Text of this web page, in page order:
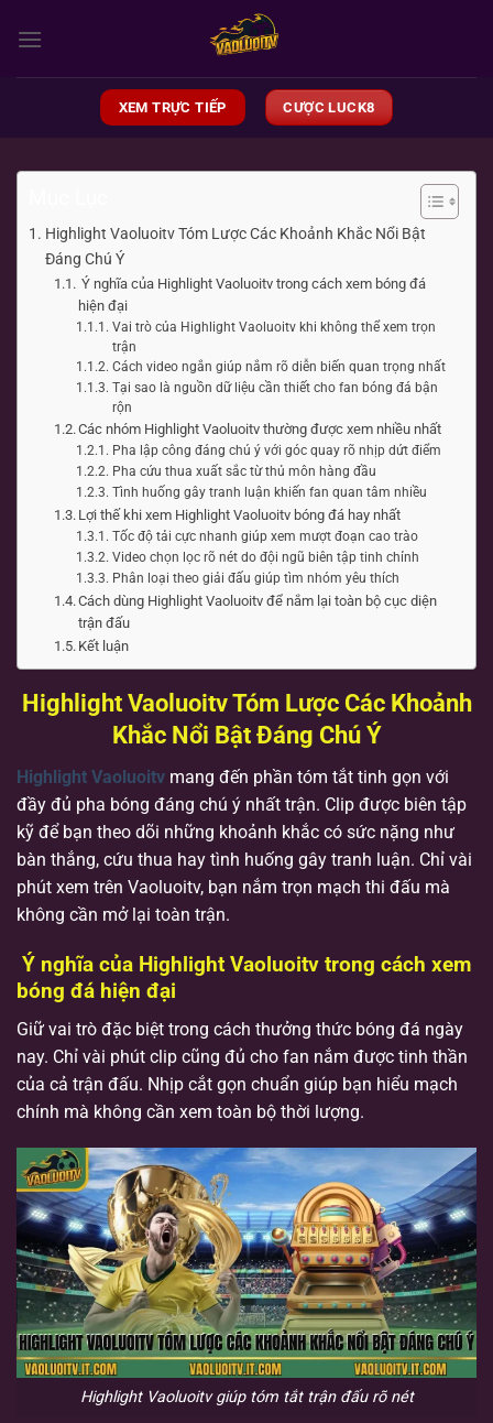
đến
XEM TRỰC TIẾP CƯỢC LUCK8
Highlight Vaoluoitv Tóm Lược Các Khoảnh Khắc Nổi Bật
Đáng Chú Ý
Ý nghĩa của Highlight Vaoluoitv trong cách xem bóng đá
hiện đại
Vai trò của Highlight Vaoluoitv khi không thể xem trọn
trận
Cách video ngắn giúp nắm rõ diễn biến quan trọng nhất
Tại sao là nguồn dữ liệu cần thiết cho fan bóng đá bận
rộn
Các nhóm Highlight Vaoluoitv thường được xem nhiều nhất
Pha lập công đáng chú ý với góc quay rõ nhịp dứt điểm
Pha cứu thua xuất sắc từ thủ môn hàng đầu
Tình huống gây tranh luận khiến fan quan tâm nhiều
Lợi thế khi xem Highlight Vaoluoitv bóng đá hay nhất
Tốc độ tải cực nhanh giúp xem mượt đoạn cao trào
Video chọn lọc rõ nét do đội ngũ biên tập tinh chỉnh
Phân loại theo giải đấu giúp tìm nhóm yêu thích
Cách dùng Highlight Vaoluoitv để nắm lại toàn bộ cục diện
trận đấu
Kết luận
Highlight Vaoluoitv Tóm Lược Các Khoảnh
Khắc Nổi Bật Đáng Chú Ý
Highlight Vaoluoitv mang đến phần tóm tắt tinh gọn với
đầy đủ pha bóng đáng chú ý nhất trận. Clip được biên tập
kỹ để bạn theo dõi những khoảnh khắc có sức nặng như
bàn thắng, cứu thua hay tình huống gây tranh luận. Chỉ vài
phút xem trên Vaoluoitv, bạn nắm trọn mạch thi đấu mà
không cần mở lại toàn trận.
Ý nghĩa của Highlight Vaoluoitv trong cách xem
bóng đá hiện đại
Giữ vai trò đặc biệt trong cách thưởng thức bóng đá ngày
nay. Chỉ vài phút clip cũng đủ cho fan nắm được tinh thần
của cả trận đấu. Nhịp cắt gọn chuẩn giúp bạn hiểu mạch
chính mà không cần xem toàn bộ thời lượng.
Highlight Vaoluoitv giúp tóm tắt trận đấu rõ nét